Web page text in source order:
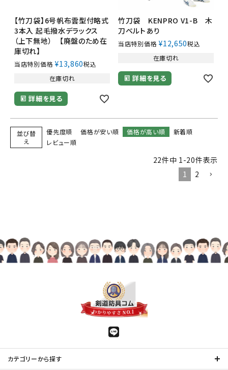
【竹刀袋】6号帆布雲型付略式
3本入 起毛撥水デラックス
（上下無地） 【廃盤のため在
庫切れ】
当店特別価格 ¥13,860税込
在庫切れ
詳細を見る
竹刀袋 KENPRO V1-B 木
刀ベルトあり
当店特別価格 ¥12,650税込
在庫切れ
詳細を見る
並び替
え
優先度順 価格が安い順 価格が高い順
新着順
レビュー順
22件中 1 -20件表示
1
2
カテゴリーから探す